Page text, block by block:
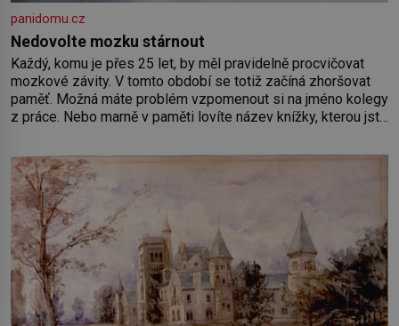
panidomu.cz
Nedovolte mozku stárnout
Každý, komu je přes 25 let, by měl pravidelně procvičovat
mozkové závity. V tomto období se totiž začíná zhoršovat
paměť. Možná máte problém vzpomenout si na jméno kolegy
z práce. Nebo marně v paměti lovíte název knížky, kterou jste
paměť rozhodla stávkovat. Cvičte